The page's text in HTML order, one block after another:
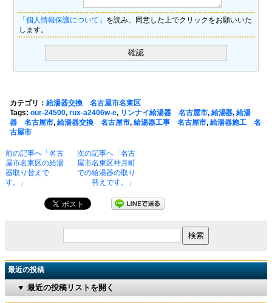
「個人情報保護について」 を読み、同意した上でクリックをお願いいた
します。
カテゴリ： 給湯器交換 名古屋市名東区
Tags: our-24500, rux-a2406w-e, リンナイ給湯器 名古屋市, 給湯器,給湯
器 名古屋市, 給湯器交換 名古屋市, 給湯器工事 名古屋市, 給湯器施工 名
古屋市
前の記事へ「名古
屋市名東区の給湯
器取り替えで
す。」
次の記事へ「名古
屋市名東区神月町
での給湯器の取り
替えです。」
最近の投稿
▼ 最近の投稿リストを開く